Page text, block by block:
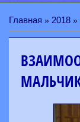
Главная » 2018 »